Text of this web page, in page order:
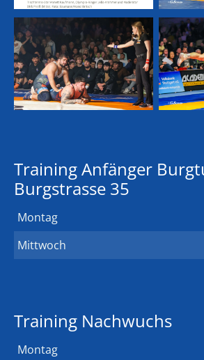
Training Anfänger
Burgstrasse 35
Montag
Mittwoch
Training Nachwuchs
Montag